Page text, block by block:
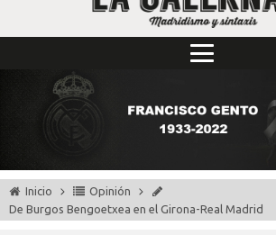
Inicio
Opinión
De Burgos Bengoetxea en el Girona-Real Madrid